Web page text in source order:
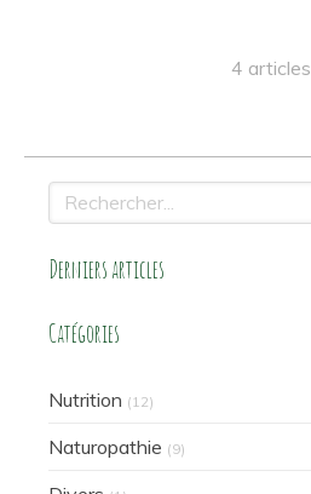
4 articles
Rechercher
Derniers articles
Catégories
Nutrition (12)
Naturopathie (9)